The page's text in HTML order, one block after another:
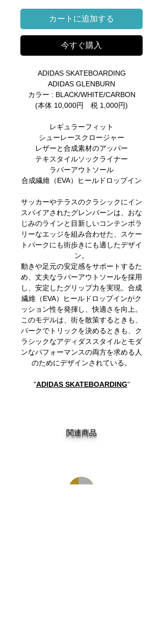
カートに追加する
今すぐ購入
ADIDAS SKATEBOARDING
ADIDAS GLENBURN
カラー : BLACK/WHITE/CARBON
(本体 10,000円 税 1,000円)
レギュラーフィット
シューレースクロージャー
レザーと合成素材のアッパー
テキスタイルソックライナー
ラバーアウトソール
合成繊維（EVA）ヒールドロップイン
サッカーやテラスのクラシックにイン
スパイアされたグレンバーンは、おな
じみのラインと目新しいコンテンポラ
リーなエッジを組み合わせた、スケー
トパークにも街歩きにも適したデザイ
ン。
動きや足元の安定感をサポートするた
め、丈夫なラバーアウトソールを採用
し、安定したグリップ力を実現。合成
繊維（EVA）ヒールドロップインがク
ッション性を発揮し、快適さを向上。
このモデルは、街を散策するときも、
パークでトリックを決めるときも、ク
ラシックなアディダススタイルとモダ
ンなパフォーマンスの両方を求める人
のためにデザインされている。
"ADIDAS SKATEBOARDING"
関連商品